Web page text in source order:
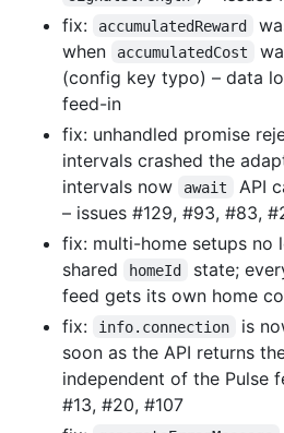
fix:
accumulatedReward
when
accumulatedCost
(config key typo) – data
feed-in
fix: unhandled promise
intervals crashed the
intervals now
await
API
– issues #129, #93, #83,
fix: multi-home setups no
shared
homeId
state;
feed gets its own home
fix:
info.connection
is
soon as the API returns
independent of the Pulse
#13, #20, #107